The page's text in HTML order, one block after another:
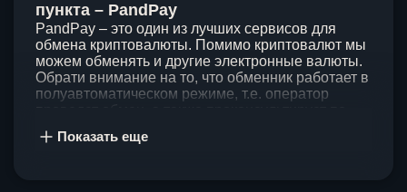
пункта – PandPay
PandPay – это один из лучших сервисов для
обмена криптовалюты. Помимо криптовалют мы
можем обменять и другие электронные валюты.
Обрати внимание на то, что обменник работает в
полуавтоматическом режиме, т.е. оператор
клиентов, поэтому стараемся проводить обмены
Показать еще